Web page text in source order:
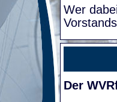
Wer
Der